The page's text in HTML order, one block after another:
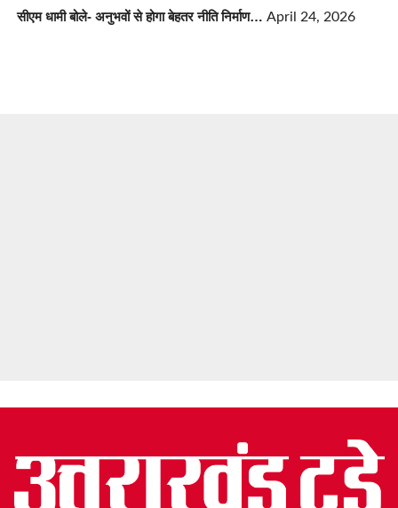
सीएम धामी बोले- अनुभवों से होगा बेहतर नीति निर्माण… April 24, 2026